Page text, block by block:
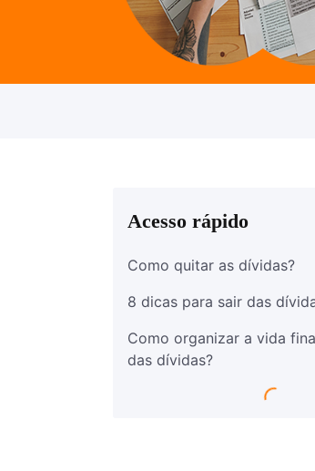
Acesso rápido
Como quitar as dívidas?
8 dicas para sair das
Como organizar a vida
das dívidas?